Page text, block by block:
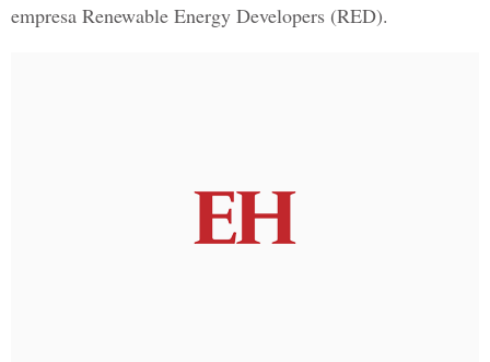
empresa Renewable Energy Developers (RED).